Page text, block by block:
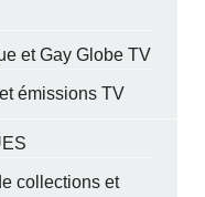
et Gay Globe TV
émissions TV
collections et